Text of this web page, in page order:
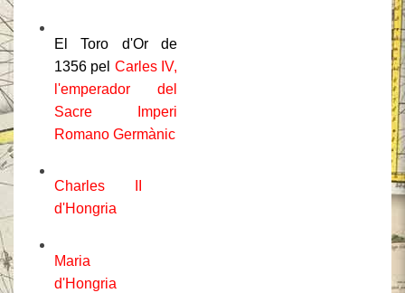
El Toro d'Or de
1356 pel Carles IV,
l'emperador del
Sacre Imperi
Romano Germànic
Charles II
d'Hongria
Maria
d'Hongria